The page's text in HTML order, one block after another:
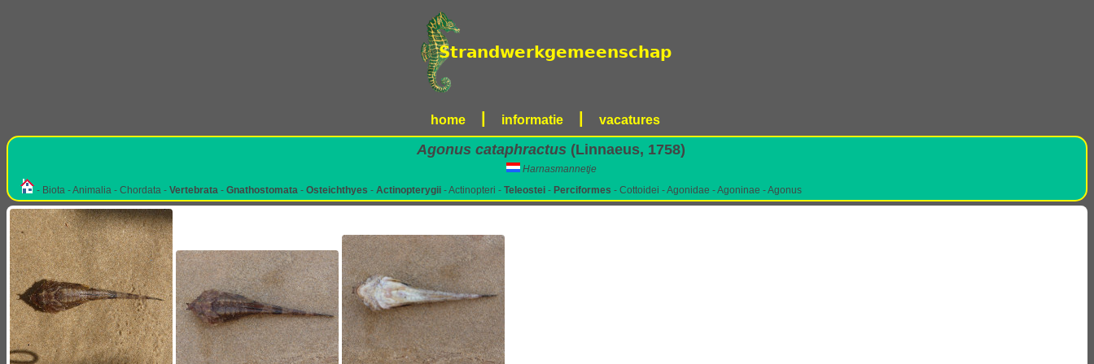
home informatie vacatures
Agonus cataphractus (Linnaeus, 1758)
Harnasmannetje
- Biota - Animalia - Chordata - Vertebrata - Gnathostomata - Osteichthyes - Actinopterygii - Actinopteri - Teleostei - Perciformes - Cottoidei - Agonidae - Agoninae - Agonus